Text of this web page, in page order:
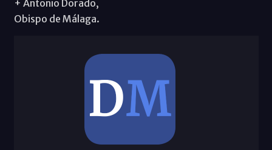
+ Antonio Dorado,
Obispo de Málaga.